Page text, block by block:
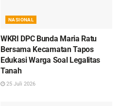
NASIONAL
WKRI DPC Bunda Maria Ratu
Bersama Kecamatan Tapos
Edukasi Warga Soal Legalitas
Tanah
25 Juli 2026